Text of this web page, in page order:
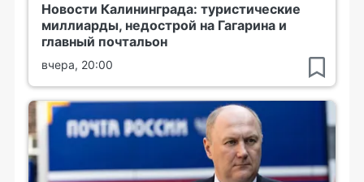
Новости Калининграда: туристические
миллиарды, недострой на Гагарина и
главный почтальон
вчера, 20:00